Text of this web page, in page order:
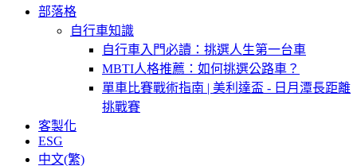
部落格
自行車知識
自行車入門必讀：挑選人生第一台車
MBTI人格推薦：如何挑選公路車？
單車比賽戰術指南 | 美利達盃 - 日月潭長距離
挑戰賽
客製化
ESG
中文(繁)